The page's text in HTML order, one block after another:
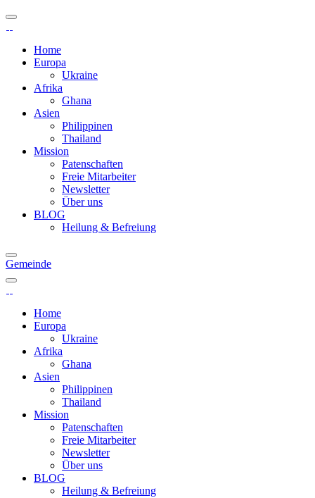
Home
Europa
Ukraine
Afrika
Ghana
Asien
Philippinen
Thailand
Mission
Patenschaften
Freie Mitarbeiter
Newsletter
Über uns
BLOG
Heilung & Befreiung
Gemeinde
Home
Europa
Ukraine
Afrika
Ghana
Asien
Philippinen
Thailand
Mission
Patenschaften
Freie Mitarbeiter
Newsletter
Über uns
BLOG
Heilung & Befreiung